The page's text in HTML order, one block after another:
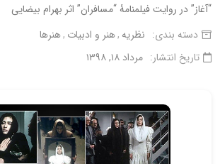
“آغاز” در روایت فیلمنامۀ “مسافران” اثر بهرام بیضایی
دسته بندی: نظریه هنر و ادبیات هنرها
تاریخ انتشار: مرداد ۱۸, ۱۳۹۸